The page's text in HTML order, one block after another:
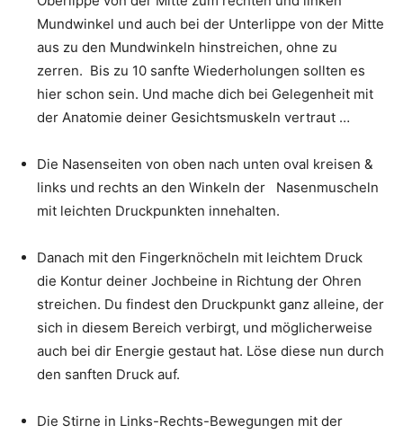
Mundwinkel und auch bei der Unterlippe von der Mitte
aus zu den Mundwinkeln hinstreichen, ohne zu
zerren. Bis zu 10 sanfte Wiederholungen sollten es
hier schon sein. Und mache dich bei Gelegenheit mit
der Anatomie deiner Gesichtsmuskeln vertraut …
Die Nasenseiten von oben nach unten oval kreisen &
links und rechts an den Winkeln der Nasenmuscheln
mit leichten Druckpunkten innehalten.
Danach mit den Fingerknöcheln mit leichtem Druck
die Kontur deiner Jochbeine in Richtung der Ohren
streichen. Du findest den Druckpunkt ganz alleine, der
sich in diesem Bereich verbirgt, und möglicherweise
auch bei dir Energie gestaut hat. Löse diese nun durch
den sanften Druck auf.
Die Stirne in Links-Rechts-Bewegungen mit der